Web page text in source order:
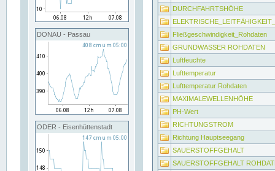
DONAU - Passau
ODER - Eisenhüttenstadt
DURCHFAHRTSHÖHE
Fließgeschwindigkeit_Rohdaten
GRUNDWASSER ROHDATEN
Luftfeuchte
Lufttemperatur
Lufttemperatur Rohdaten
MAXIMALEWELLENHÖHE
PH-Wert
RICHTUNGSTROM
Richtung Hauptseegang
SAUERSTOFFGEHALT
SAUERSTOFFGEHALT